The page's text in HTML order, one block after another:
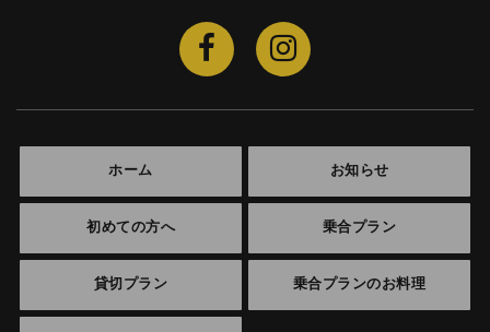
ホーム お知らせ
初めての方へ 乗合プラン
貸切プラン 乗合プランのお料理